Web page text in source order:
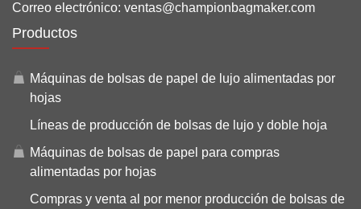
Correo electrónico: ventas@championbagmaker.com
Productos
Máquinas de bolsas de papel de lujo alimentadas por
hojas
Líneas de producción de bolsas de lujo y doble hoja
Máquinas de bolsas de papel para compras
alimentadas por hojas
Compras y venta al por menor producción de bolsas de